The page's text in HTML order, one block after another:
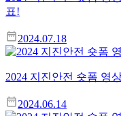
표!
2024.07.18
2024 지진안전 숏폼 영
2024.06.14